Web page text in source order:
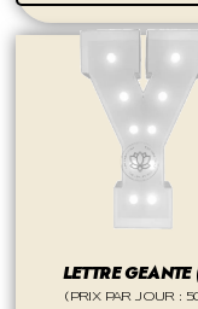
LETTRE GEANTE
(PRIX PAR JOUR :